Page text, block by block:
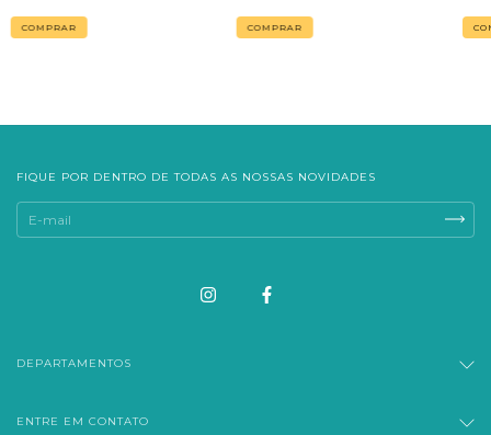
FIQUE POR DENTRO DE TODAS AS NOSSAS NOVIDADES
DEPARTAMENTOS
ENTRE EM CONTATO